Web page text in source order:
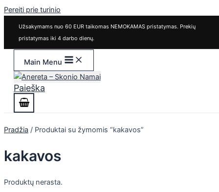
Pereiti prie turinio
Užsakymams nuo 60 EUR taikomas NEMOKAMAS pristatymas. Prekių
pristatymas iki 4 darbo dienų.
Main Menu
Paieška
Pradžia / Produktai su žymomis “kakavos”
kakavos
Produktų nerasta.